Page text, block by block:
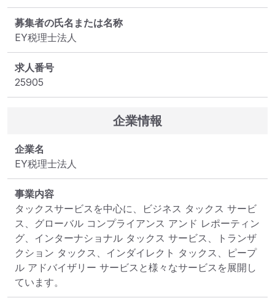
募集者の氏名または名称
EY税理士法人
求人番号
25905
企業情報
企業名
EY税理士法人
事業内容
タックスサービスを中心に、ビジネス タックス サービ
ス、グローバル コンプライアンス アンド レポーティン
グ、インターナショナル タックス サービス、トランザ
クション タックス、インダイレクト タックス、ピープ
ル アドバイザリー サービスと様々なサービスを展開し
ています。